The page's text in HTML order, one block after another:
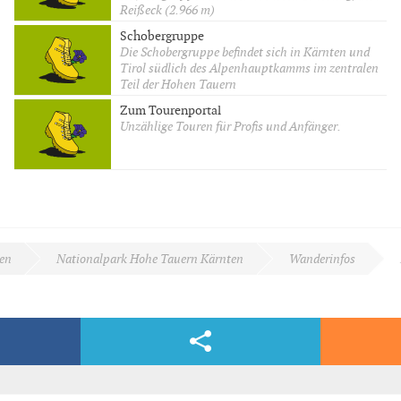
Reißeck (2.966 m)
Schobergruppe
Die Schobergruppe befindet sich in Kärnten und
Tirol südlich des Alpenhauptkamms im zentralen
Teil der Hohen Tauern
Zum Tourenportal
Unzählige Touren für Profis und Anfänger.
Nationalpark Hohe Tauern Kärnten Wanderinfos